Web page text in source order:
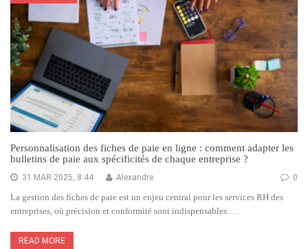
Personnalisation des fiches de paie en ligne : comment adapter les
bulletins de paie aux spécificités de chaque entreprise ?
31 MAR 2025, 8:44 0
Alexandre
La gestion des fiches de paie est un enjeu central pour les services RH des
entreprises, où précision et conformité sont indispensables.…
READ MORE